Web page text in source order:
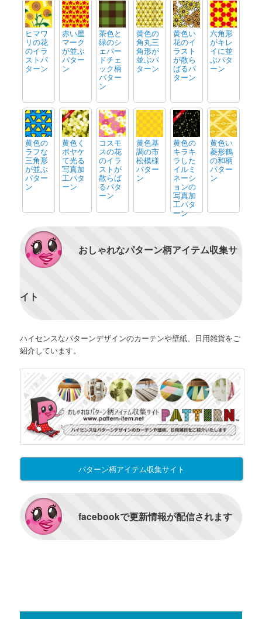
ヒマワ
リの花
のイラ
ストパ
ターン
赤い星
マーク
が並ぶ
パター
ン
茶色と
緑のシ
ェパー
ドチェ
ック柄
パター
ン
黄色の
角丸三
角形が
並ぶパ
ターン
黄色い
花のイ
ラスト
が散ら
ばるパ
ターン
六角形
がキレ
イに並
ぶパタ
ーン
黄色の
ラフな
三角形
が並ぶ
パター
ン
黄色く
ボヤケ
て光る
写真加
工パタ
ーン
コスモ
スの花
のイラ
ストが
散らば
るパタ
ーン
黄色基
調の市
松模様
パター
ン
黄色の
キラキ
ラした
イルミ
ネーシ
ョンの
写真加
工パタ
ーン
黄色い
菱形鶴
の和柄
パター
ン
おしゃれなパターン柄アイテム収集サ
イト
ハイセンスなパターンデザインのカーテンや壁紙、日用雑貨をご
紹介しています。
パターン柄アイテム収集サイト
facebookで更新情報が配信されます